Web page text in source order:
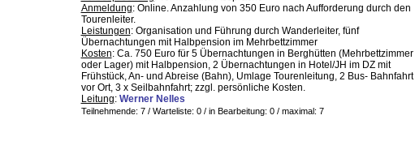
Anmeldung: Online. Anzahlung von 350 Euro nach Aufforderung durch den
Tourenleiter.
Leistungen: Organisation und Führung durch Wanderleiter, fünf
Übernachtungen mit Halbpension im Mehrbettzimmer
Kosten: Ca. 750 Euro für 5 Übernachtungen in Berghütten (Mehrbettzimmer
oder Lager) mit Halbpension, 2 Übernachtungen in Hotel/JH im DZ mit
Frühstück, An- und Abreise (Bahn), Umlage Tourenleitung, 2 Bus- Bahnfahrt
vor Ort, 3 x Seilbahnfahrt; zzgl. persönliche Kosten.
Leitung: Werner Nelles
Teilnehmende: 7 / Warteliste: 0 / in Bearbeitung: 0 / maximal: 7